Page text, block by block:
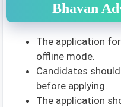
Bhavan
The application
offline mode.
Candidates
before applying.
The application